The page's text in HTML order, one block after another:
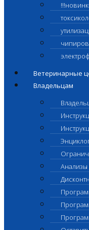
Ветеринарные
Владельцам
Анализы